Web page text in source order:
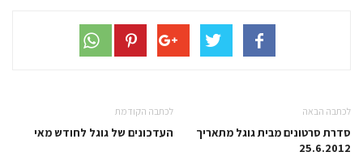
לכתבה הקודמת
העדכונים של גוגל לחודש מאי
לכתבה הבאה
סדרת סרטונים מבית גוגל מתאריך
25.6.2012